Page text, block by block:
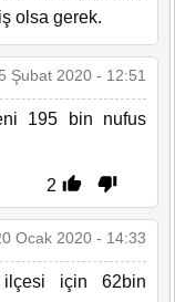
olsa gerek.
Şubat 2020 - 12:51
195 bin nufus
2
Ocak 2020 - 14:33
ilçesi için 62bin